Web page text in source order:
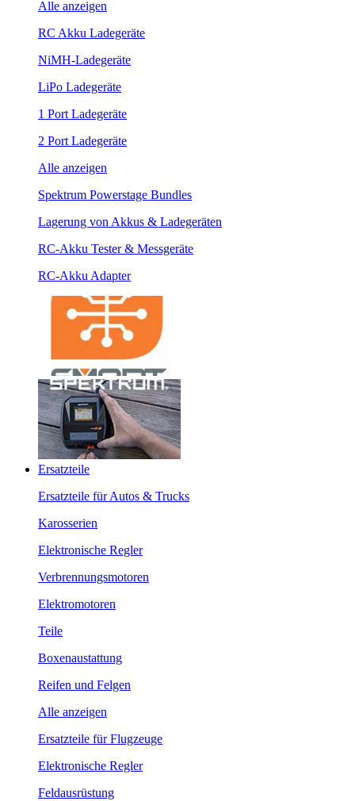
Alle anzeigen
RC Akku Ladegeräte
NiMH-Ladegeräte
LiPo Ladegeräte
1 Port Ladegeräte
2 Port Ladegeräte
Alle anzeigen
Spektrum Powerstage Bundles
Lagerung von Akkus & Ladegeräten
RC-Akku Tester & Messgeräte
RC-Akku Adapter
Ersatzteile
Ersatzteile für Autos & Trucks
Karosserien
Elektronische Regler
Verbrennungsmotoren
Elektromotoren
Teile
Boxenaustattung
Reifen und Felgen
Alle anzeigen
Ersatzteile für Flugzeuge
Elektronische Regler
Feldausrüstung